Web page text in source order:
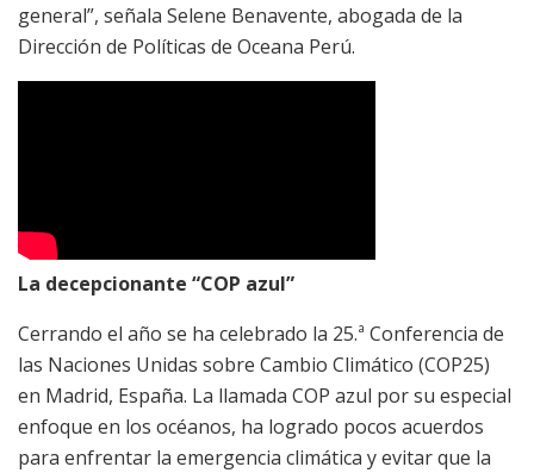
general”, señala Selene Benavente, abogada de la
Dirección de Políticas de Oceana Perú.
La decepcionante “COP azul”
Cerrando el año se ha celebrado la 25.ª Conferencia de
las Naciones Unidas sobre Cambio Climático (COP25)
en Madrid, España. La llamada COP azul por su especial
enfoque en los océanos, ha logrado pocos acuerdos
para enfrentar la emergencia climática y evitar que la